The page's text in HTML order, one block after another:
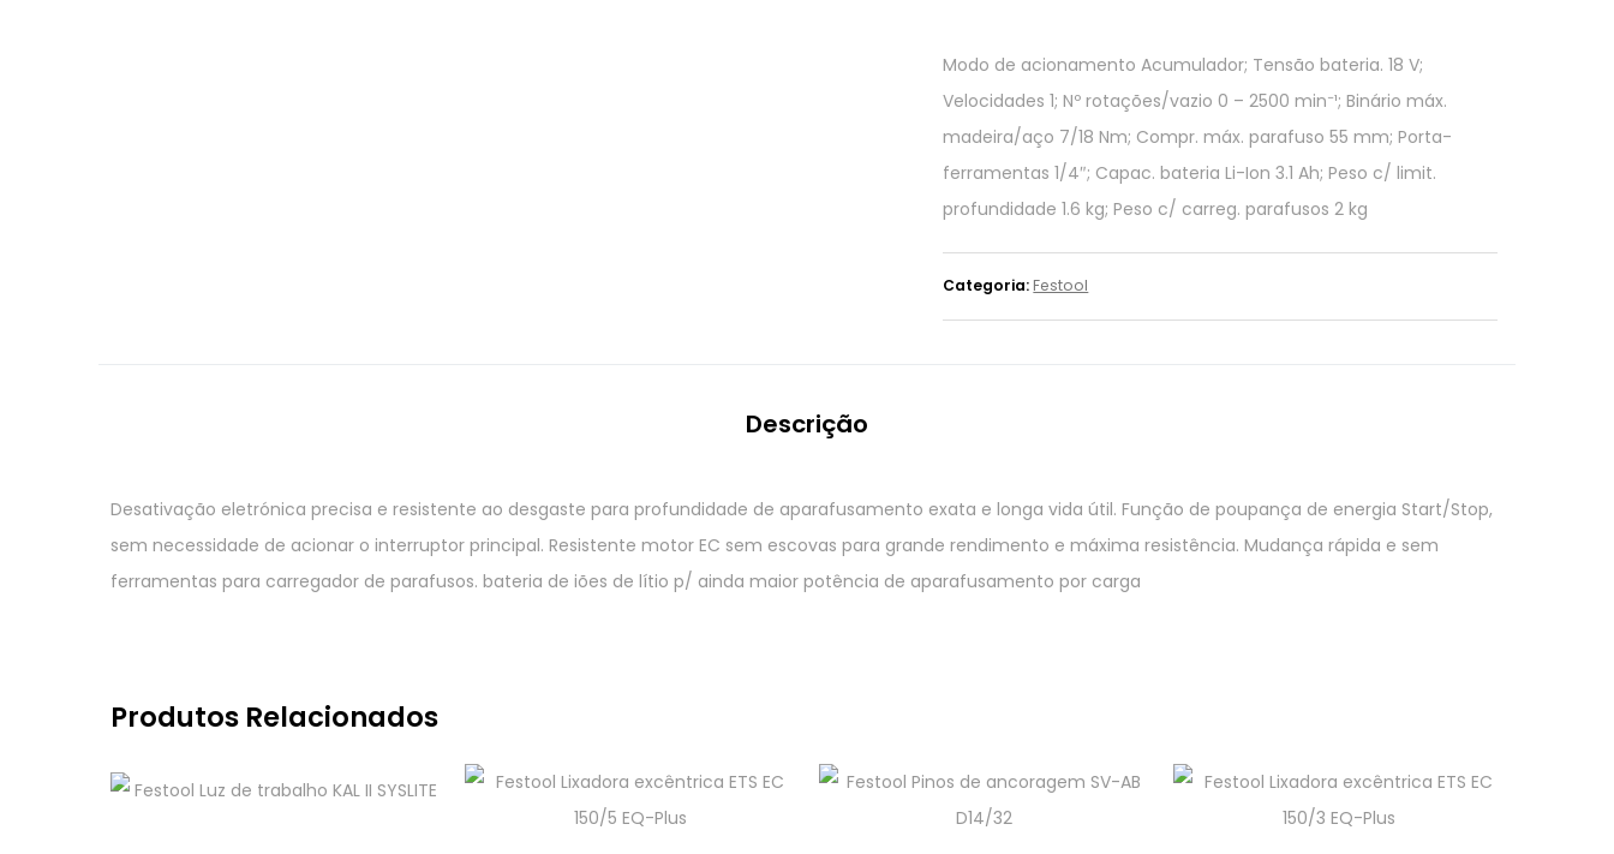
Modo de acionamento Acumulador; Tensão bateria. 18 V;
Velocidades 1; Nº rotações/vazio 0 – 2500 min⁻¹; Binário máx.
madeira/aço 7/18 Nm; Compr. máx. parafuso 55 mm; Porta-
ferramentas 1/4″; Capac. bateria Li-Ion 3.1 Ah; Peso c/ limit.
profundidade 1.6 kg; Peso c/ carreg. parafusos 2 kg
Categoria: Festool
Descrição
Desativação eletrónica precisa e resistente ao desgaste para profundidade de aparafusamento exata e longa vida útil. Função de poupança de energia Start/Stop,
sem necessidade de acionar o interruptor principal. Resistente motor EC sem escovas para grande rendimento e máxima resistência. Mudança rápida e sem
ferramentas para carregador de parafusos. bateria de iões de lítio p/ ainda maior potência de aparafusamento por carga
Produtos Relacionados